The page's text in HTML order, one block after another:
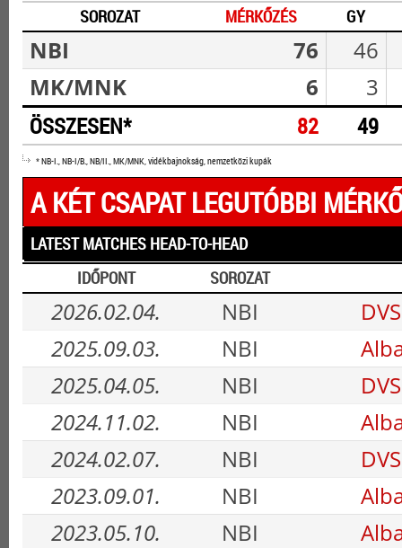
SOROZAT
MÉRKŐZÉS GY
NBI 76
46
MK/MNK
6 3
ÖSSZESEN* 82 49
* NB-I., NB-I/B., NB/II., MK/MNK, vidékbajnokság, nemzetközi kupák
A KÉT CSAPAT LEGUTÓBBI
LATEST MATCHES HEAD-TO-HEAD
IDŐPONT
SOROZAT
2026.02.04. NBI
2025.09.03.
NBI
2025.04.05.
NBI
2024.11.02.
NBI
2024.02.07.
NBI
2023.09.01.
NBI
2023.05.10.
NBI